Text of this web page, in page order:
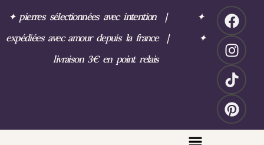
✦ pierres sélectionnées avec intention |
✦
expédiées avec amour depuis la france |
✦
livraison 3€ en point relais